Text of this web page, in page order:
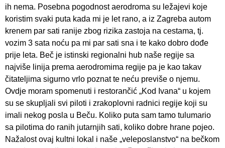
ih nema. Posebna pogodnost aerodroma su ležajevi koje
koristim svaki puta kada mi je let rano, a iz Zagreba autom
krenem par sati ranije zbog rizika zastoja na cestama, tj.
vozim 3 sata noću pa mi par sati sna i te kako dobro dođe
prije leta. Beč je istinski regionalni hub naše regije sa
najviše linija prema aerodromima regije pa je kao takav
čitateljima sigurno vrlo poznat te neću previše o njemu.
Ovdje moram spomenuti i restorančić „Kod Ivana“ u kojem
su se skupljali svi piloti i zrakoplovni radnici regije koji su
imali nekog posla u Beču. Koliko puta sam tamo tulumario
sa pilotima do ranih jutarnjih sati, koliko dobre hrane pojeo.
Nažalost ovaj kultni lokal i naše „veleposlanstvo“ na bečkom